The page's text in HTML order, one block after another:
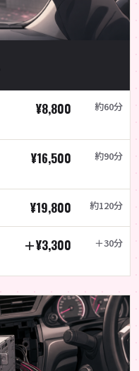
¥8,800 約60分
¥16,500 約90分
¥19,800 約120分
＋¥3,300 ＋30分